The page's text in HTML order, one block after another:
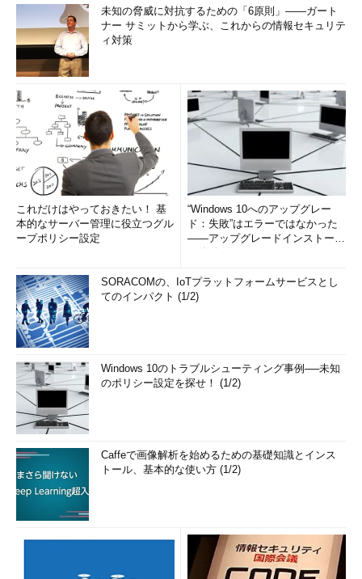
未知の脅威に対抗するための「6原則」――ガート
ナー サミットから学ぶ、これからの情報セキュリテ
ィ対策
これだけはやっておきたい！ 基
本的なサーバー管理に役立つグル
ープポリシー設定
“Windows 10へのアップグレー
ド：失敗”はエラーではなかった
――アップグレードインストール
SORACOMの、IoTプラットフォームサービスとし
てのインパクト (1/2)
Windows 10のトラブルシューティング事例──未知
のポリシー設定を探せ！ (1/2)
Caffeで画像解析を始めるための基礎知識とインス
トール、基本的な使い方 (1/2)